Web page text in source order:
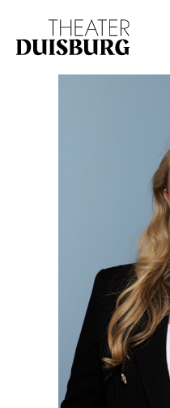
Zur Hauptnavigation springen
Zum Footer springen